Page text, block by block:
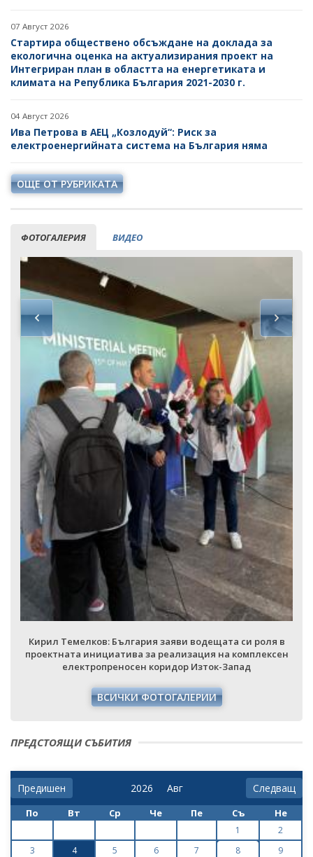
07 Август 2026
Стартира обществено обсъждане на доклада за
екологична оценка на актуализирания проект на
Интегриран план в областта на енергетиката и
климата на Република България 2021-2030 г.
04 Август 2026
Ива Петрова в АЕЦ „Козлодуй“: Риск за
електроенергийната система на България няма
ОЩЕ ОТ РУБРИКАТА
ФОТОГАЛЕРИЯ ВИДЕО
Кирил Темелков: България заяви водещата си роля в
проектната инициатива за реализация на комплексен
електропреносен коридор Изток-Запад
ВСИЧКИ ФОТОГАЛЕРИИ
ПРЕДСТОЯЩИ СЪБИТИЯ
Предишен Следващ
По Вт Ср Че Пе Съ Не
1
2
3
4 5 6 7 8
9